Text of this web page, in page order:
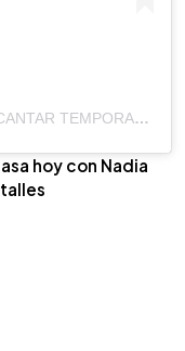
Una publicación compartida de VEN A CANTAR TEMPORADA 2 (@venacantartcs)
hoy con Nadia